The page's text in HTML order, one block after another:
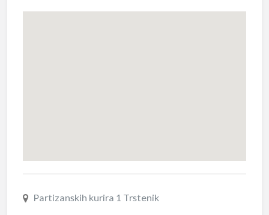
Partizanskih kurira 1 Trstenik